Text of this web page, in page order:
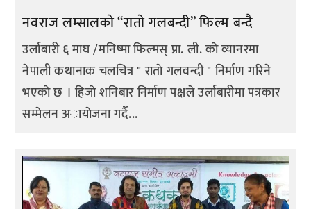
नवराज लम्सालकाे “राताे गलबन्दी” फिल्म बन्दै
उर्लाबारी ६ माघ /मनिष्मा फिल्मस् प्रा. ली. काे व्यानरमा
नेपाली कथानाक चलचित्र " राताे गलवन्दी " निर्माण गरिने
भएकाे छ । हिजाे शनिबार निर्माण पक्षले उर्लाबारीमा पत्रकार
सम्मेलन अायाेजना गर्दै...